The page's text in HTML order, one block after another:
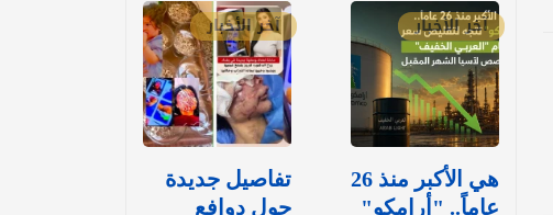
آخر الأخبار
هي الأكبر منذ 26
عاماً.. "أرامكو"
آخر الأخبار
تفاصيل جديدة
حول دوافع